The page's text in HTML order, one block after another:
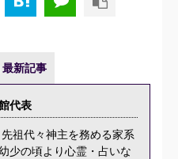
最新記事
代表
祖代々神主を務める家系
少の頃より心霊・占いな